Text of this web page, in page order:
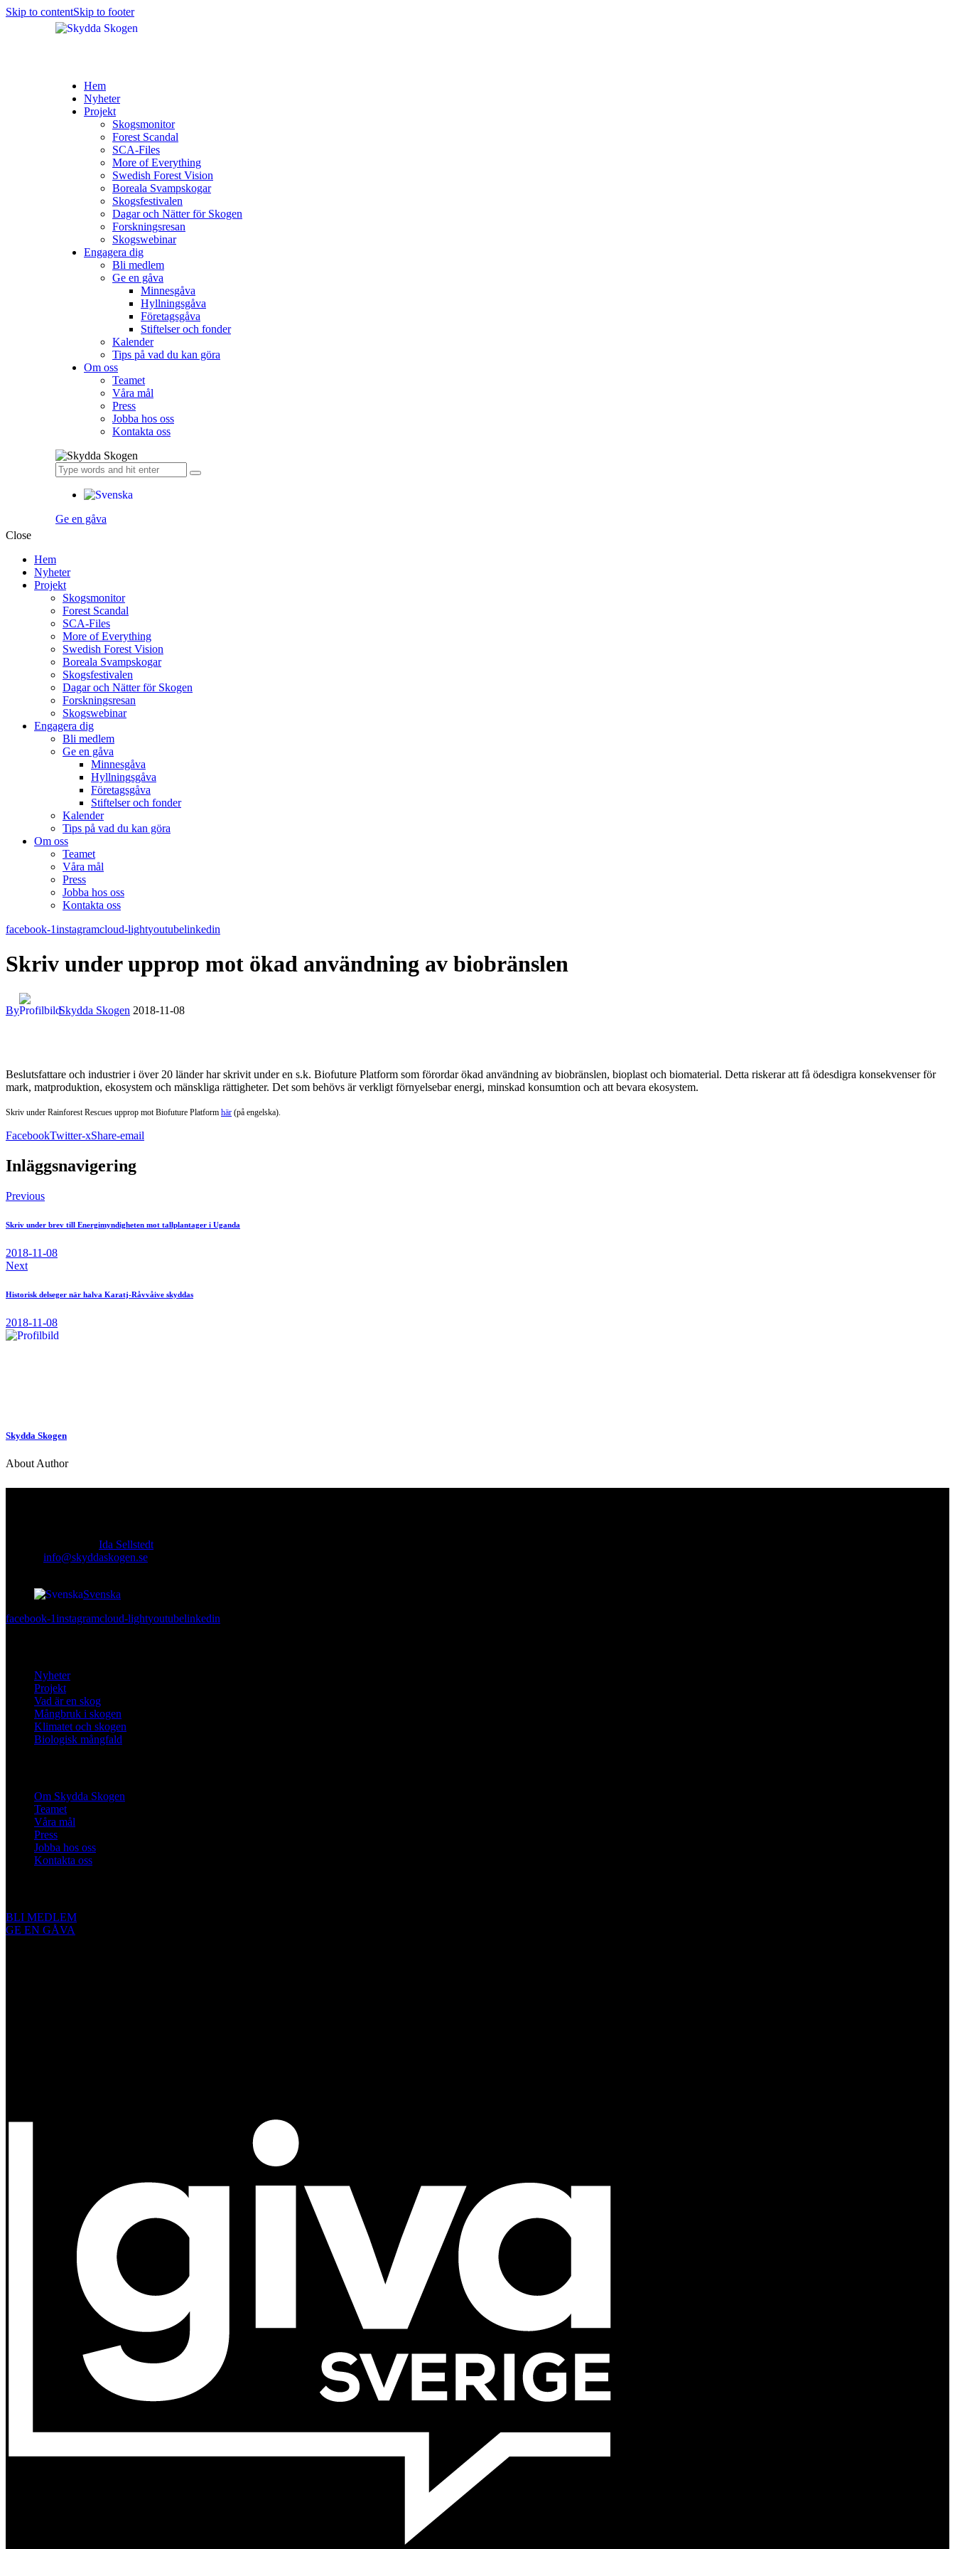
Skip to contentSkip to footer
Hem
Nyheter
Projekt
Skogsmonitor
Forest Scandal
SCA-Files
More of Everything
Swedish Forest Vision
Boreala Svampskogar
Skogsfestivalen
Dagar och Nätter för Skogen
Forskningsresan
Skogswebinar
Engagera dig
Bli medlem
Ge en gåva
Minnesgåva
Hyllningsgåva
Företagsgåva
Stiftelser och fonder
Kalender
Tips på vad du kan göra
Om oss
Teamet
Våra mål​
Press
Jobba hos oss
Kontakta oss
Ge en gåva
Close
Hem
Nyheter
Projekt
Skogsmonitor
Forest Scandal
SCA-Files
More of Everything
Swedish Forest Vision
Boreala Svampskogar
Skogsfestivalen
Dagar och Nätter för Skogen
Forskningsresan
Skogswebinar
Engagera dig
Bli medlem
Ge en gåva
Minnesgåva
Hyllningsgåva
Företagsgåva
Stiftelser och fonder
Kalender
Tips på vad du kan göra
Om oss
Teamet
Våra mål​
Press
Jobba hos oss
Kontakta oss
facebook-1instagramcloud-lightyoutubelinkedin
Skriv under upprop mot ökad användning av biobränslen
By Skydda Skogen 2018-11-08
Beslutsfattare och industrier i över 20 länder har skrivit under en s.k. Biofuture Platform som förordar ökad användning av biobränslen, bioplast och biomaterial. Detta riskerar att få ödesdigra konsekvenser för
mark, matproduktion, ekosystem och mänskliga rättigheter. Det som behövs är verkligt förnyelsebar energi, minskad konsumtion och att bevara ekosystem.
Skriv under Rainforest Rescues upprop mot Biofuture Platform här (på engelska).
FacebookTwitter-xShare-email
Inläggsnavigering
Previous
Skriv under brev till Energimyndigheten mot tallplantager i Uganda
2018-11-08
Next
Historisk delseger när halva Karatj-Råvvåive skyddas
2018-11-08
Skydda Skogen
About Author
Ida Sellstedt
info@skyddaskogen.se
Svenska
facebook-1instagramcloud-lightyoutubelinkedin
Nyheter
Projekt
Vad är en skog
Mångbruk i skogen
Klimatet och skogen
Biologisk mångfald
Om Skydda Skogen
Teamet
Våra mål
Press
Jobba hos oss
Kontakta oss
BLI MEDLEM
GE EN GÅVA